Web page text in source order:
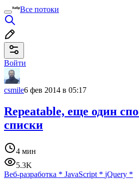
Все потоки
Войти
csmile6 фев 2014 в 05:17
Repeatable, еще один
списки
4 мин
5.3K
Веб-разработка * JavaScript * jQuery *